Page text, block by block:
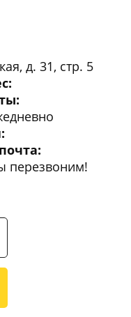
д. 31, стр. 5
перезвоним!